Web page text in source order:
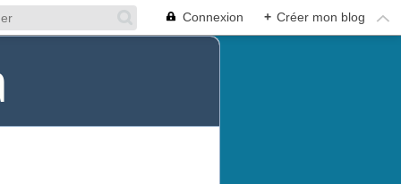
Connexion + Créer mon blog